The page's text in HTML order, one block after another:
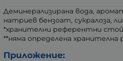
Деминерализирана вода,
натриев бензоат, сукралоза,
*хранителни референтни
**няма определена
Приложение: